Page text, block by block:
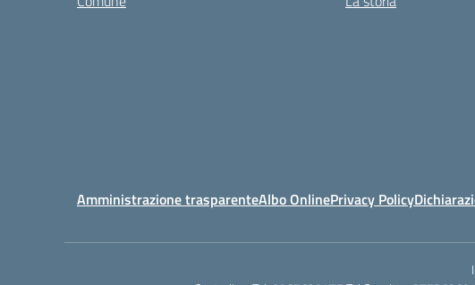
Amministrazione trasparenteAlbo OnlinePrivacy Policy